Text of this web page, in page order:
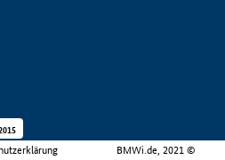
BMWi.de, 2021 ©